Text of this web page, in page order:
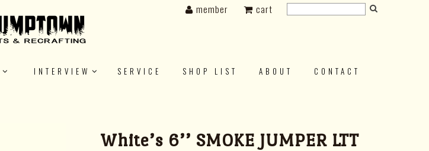
INTERVIEW SERVICE SHOP LIST ABOUT CONTACT
member cart
White’s 6’’ SMOKE JUMPER LTT